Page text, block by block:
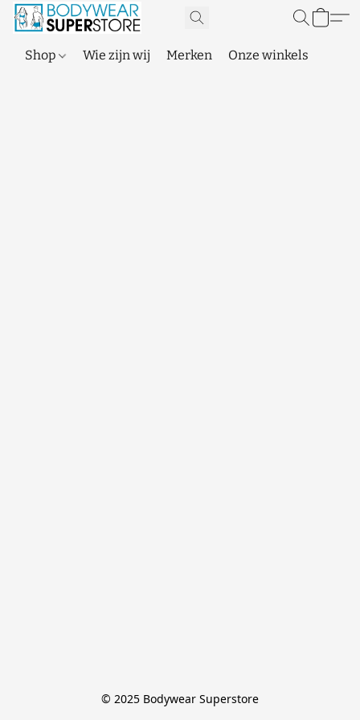
Shop Wie zijn wij Merken Onze winkels
© 2025 Bodywear Superstore